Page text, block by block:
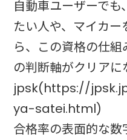
自動車ユーザーでも
たい人や、マイカ
ら、この資格の仕
の判断軸がクリアに
jpsk(https://
ya-satei.html)
合格率の表面的な